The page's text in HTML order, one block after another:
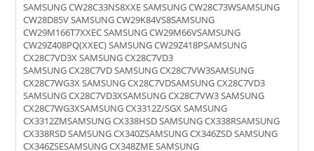
SAMSUNG CW28C33NS8XXE SAMSUNG CW28C73WSAMSUNG
CW28D85V SAMSUNG CW29K84VS8SAMSUNG
CW29M166T7XXEC SAMSUNG CW29M66VSAMSUNG
CW29Z408PQ(XXEC) SAMSUNG CW29Z418PSAMSUNG
CX28C7VD3X SAMSUNG CX28C7VD3
SAMSUNG CX28C7VD SAMSUNG CX28C7VW3SAMSUNG
CX28C7WG3X SAMSUNG CX28C7VDSAMSUNG CX28C7VD3
SAMSUNG CX28C7VD3XSAMSUNG CX28C7VW3 SAMSUNG
CX28C7WG3XSAMSUNG CX3312Z/SGX SAMSUNG
CX3312ZMSAMSUNG CX338HSD SAMSUNG CX338RSAMSUNG
CX338RSD SAMSUNG CX340ZSAMSUNG CX346ZSD SAMSUNG
CX346ZSESAMSUNG CX348ZME SAMSUNG